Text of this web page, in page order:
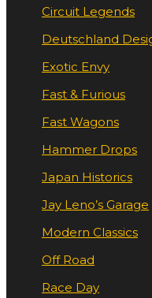
Circuit Legends
Deutschland
Exotic Envy
Fast & Furious
Fast Wagons
Hammer Drops
Japan Historics
Jay Leno’s Garage
Modern Classics
Off Road
Race Day